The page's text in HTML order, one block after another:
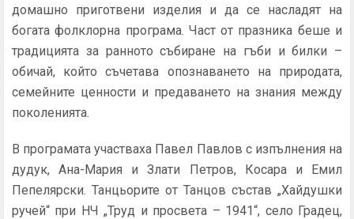
домашно приготвени изделия и да се насладят на
богата фолклорна програма. Част от празника беше и
традицията за ранното събиране на гъби и билки –
обичай, който съчетава опознаването на природата,
семейните ценности и предаването на знания между
поколенията.
В програмата участваха Павел Павлов с изпълнения на
дудук, Ана-Мария и Злати Петров, Косара и Емил
Пепелярски. Танцьорите от Танцов състав „Хайдушки
ручей“ при НЧ „Труд и просвета – 1941“, село Градец,